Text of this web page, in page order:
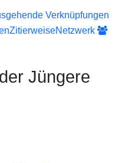
Verknüpfungen
ZitierweiseNetzwerk
Jüngere